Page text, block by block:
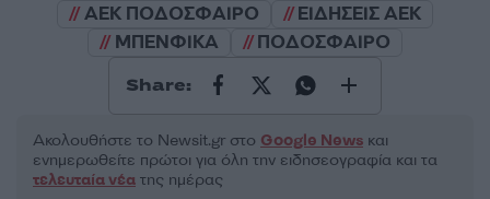
ΑΕΚ ΠΟΔΟΣΦΑΙΡΟ
ΕΙΔΗΣΕΙΣ ΑΕΚ
ΜΠΕΝΦΙΚΑ
ΠΟΔΟΣΦΑΙΡΟ
Share:
Ακολουθήστε το Νewsit.gr στο Google News και
ενημερωθείτε πρώτοι για όλη την ειδησεογραφία και τα
τελευταία νέα της ημέρας